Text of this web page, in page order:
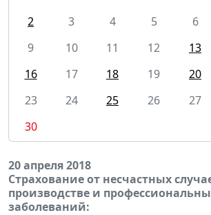
2
3 4 5 6
9
10 11 12 13
16
17 18 19 20
23
24 25 26 27
30
20 апреля 2018
Страхование от несчастных
производстве и
заболеваний: